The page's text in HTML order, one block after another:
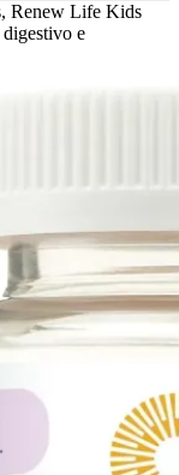
Renew Life Kids
e